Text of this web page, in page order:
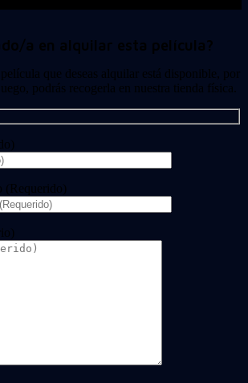
a en alquilar esta película?
que deseas alquilar está disponible, por
podrás recogerla en nuestra tienda física.
(Requerido)